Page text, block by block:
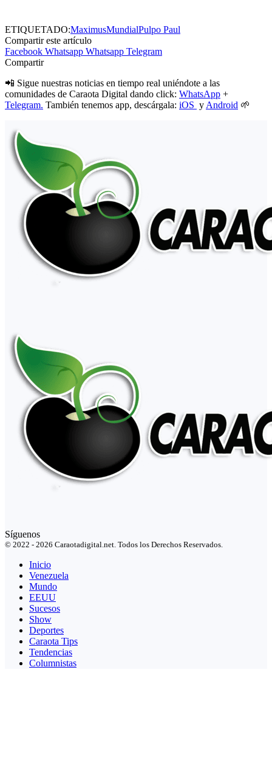
ETIQUETADO:MaximusMundialPulpo Paul
Compartir este artículo
Facebook Whatsapp Whatsapp Telegram
Compartir
📲 Sigue nuestras noticias en tiempo real uniéndote a las
comunidades de Caraota Digital dando click: WhatsApp +
Telegram. También tenemos app, descárgala: iOS y Android 🌱
Síguenos
© 2022 - 2026 Caraotadigital.net. Todos los Derechos Reservados.
Inicio
Venezuela
Mundo
EEUU
Sucesos
Show
Deportes
Caraota Tips
Tendencias
Columnistas